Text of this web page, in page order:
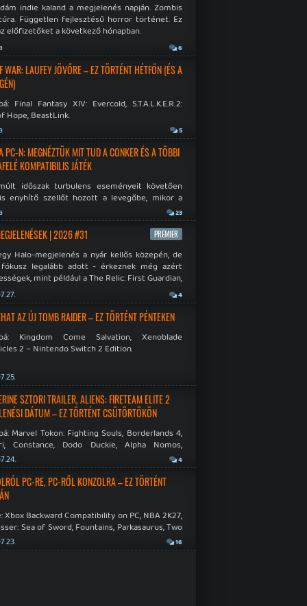
indie kaland a megjelenés napján. Zombis
Független fejlesztésű horror történet. Ez
előfizetőket a következő hónapban.
6
WAR: LAUFEY JÖVŐRE – EZ TÖRTÉNT HÉTFŐN (ÉS A
Final Fantasy XIV: Evercold, S.T.A.L.K.E.R.2:
Hope, BeastLink.
5
PC-N: MEGNÉZTÜK MIT TUD A CONKER ÉS A TÖBBI
KOMPATIBILIS JÁTÉK
időszak turbulens eseményeit követően
enyhítő szellőt hozott a levegőbe, mikor a
bejelentette, hogy PC-re is kiterjesztik az
visszafelé kompatibilitást. Lássuk,
jutottak...
23
| 2026 #31 PREMIER
Halo-megjelenés a nyár kellős közepén, de
legalább adott - érkeznek még azért
mint például a The Relic: First Guardian,
Chronicles 2 és a Dispatch új átiratai vagy
a Mistfall Hunter
4
AZ ÚJ TOMB RAIDER – EZ TÖRTÉNT PÉNTEKEN
Kingdom Come Salvation, Xenoblade
2 – Nintendo Switch 2 Edition.
SZTORI TRAILER, ALIENS: FIRETEAM ELITE 2
DÁTUM – EZ TÖRTÉNT CSÜTÖRTÖKÖN
Marvel Tokon: Fighting Souls, Borderlands 4,
Constance, Dodo Duckie, Alpha Nomos,
Negative Frames.
4
PC-RE, PC-RŐL KONZOLRA – EZ TÖRTÉNT
Xbox Backward Compatibility on PC, NBA 2K27,
Sea of Sword, Fountains, Parkasaurus, Two
Full Health Collection.
16